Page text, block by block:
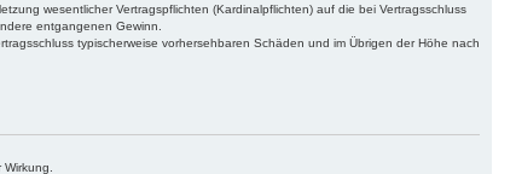
wesentlicher Vertragspflichten (Kardinalpflichten) auf die bei Vertragsschluss
entgangenen Gewinn.
typischerweise vorhersehbaren Schäden und im Übrigen der Höhe nach